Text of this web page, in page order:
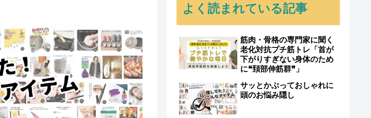
よく読まれている記事
筋肉・骨格の専門家に聞く
老化対抗プチ筋トレ「首が
下がりすぎない身体のため
に❝頚部伸筋群❞」
サッとかぶっておしゃれに
頭のお悩み隠し